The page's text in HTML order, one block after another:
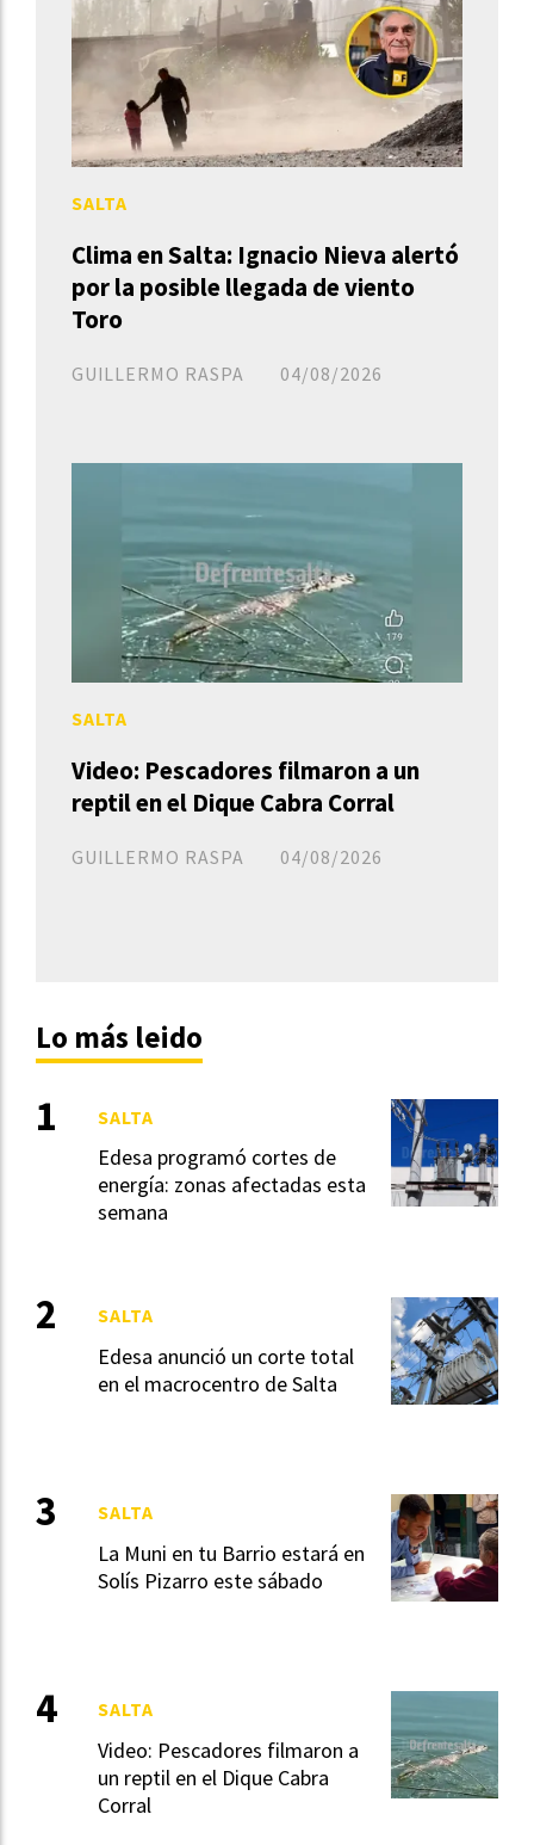
Clima en Salta: Ignacio Nieva alertó
por la posible llegada de viento
Toro
GUILLERMO RASPA
SALTA
04/08/2026
Video: Pescadores filmaron a un
reptil en el Dique Cabra Corral
GUILLERMO RASPA
SALTA
04/08/2026
Lo más leido
Edesa programó cortes de
energía: zonas afectadas esta
semana
SALTA
Edesa anunció un corte total
en el macrocentro de Salta
SALTA
La Muni en tu Barrio estará en
Solís Pizarro este sábado
SALTA
Video: Pescadores filmaron a
un reptil en el Dique Cabra
Corral
SALTA